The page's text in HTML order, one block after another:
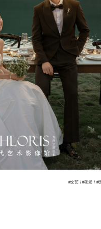
#文艺 #夜景 #